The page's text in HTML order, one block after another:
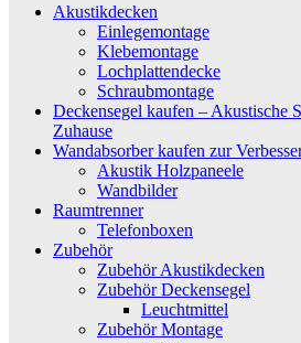
Akustikdecken
Einlegemontage
Klebemontage
Lochplattendecke
Schraubmontage
Deckensegel kaufen – Akustische
Zuhause
Wandabsorber kaufen zur
Akustik Holzpaneele
Wandbilder
Raumtrenner
Telefonboxen
Zubehör
Zubehör Akustikdecken
Zubehör Deckensegel
Leuchtmittel
Zubehör Montage